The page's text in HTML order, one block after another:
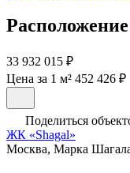
33 932 015 ₽
Цена за 1 м² 452 426 ₽
Поделиться
ЖК «Shagal»
Москва, Марка